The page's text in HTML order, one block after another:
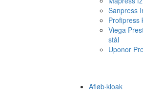
Sanpress
Profipress
Viega
stål
Uponor
Afløb·kloak